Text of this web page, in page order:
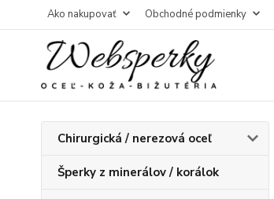
Ako nakupovať Obchodné podmienky
Chirurgická / nerezová oceľ
Šperky z minerálov / korálok